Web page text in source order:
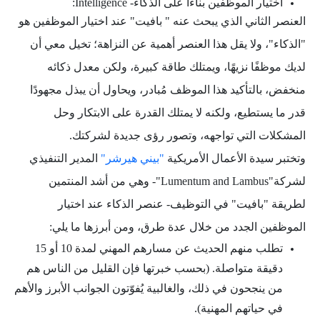
العنصر الثاني الذي يبحث عنه " بافيت" عند اختيار الموظفين هو
"الذكاء"، ولا يقل هذا العنصر أهمية عن النزاهة؛ تخيل معي أن
لديك موظفًا نزيهًا، ويمتلك طاقة كبيرة، ولكن معدل ذكائه
منخفض، بالتأكيد هذا الموظف مُبادر، ويحاول أن يبذل مجهودًا
قدر ما يستطيع، ولكنه لا يمتلك القدرة على الابتكار وحل
المشكلات التي تواجهه، وتصور رؤى جديدة لشركتك.
وتختبر سيدة الأعمال الأمريكية "بيني هيرشر" المدير التنفيذي
لشركة"Lumentum and Lambus"- وهي من أشد المنتمين
لطريقة "بافيت" في التوظيف- عنصر الذكاء عند اختيار
الموظفين الجدد من خلال عدة طرق، ومن أبرزها ما يلي:
تطلب منهم الحديث عن مسارهم المهني لمدة 10 أو 15
دقيقة متواصلة. (بحسب خبرتها فإن القليل من الناس هم
من ينجحون في ذلك، والغالبية يُفوّتون الجوانب الأبرز والأهم
في حياتهم المهنية).